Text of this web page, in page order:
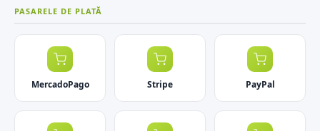
PASARELE DE PLATĂ
MercadoPago Stripe PayPal